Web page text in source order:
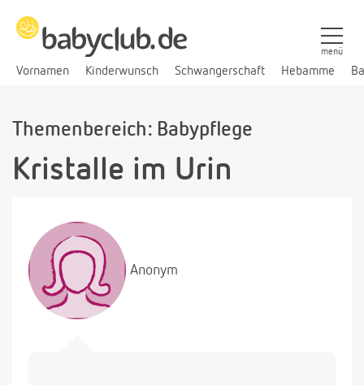
Vornamen Kinderwunsch Schwangerschaft Hebamme
menü
Themenbereich: Babypflege
Kristalle im Urin
Anonym